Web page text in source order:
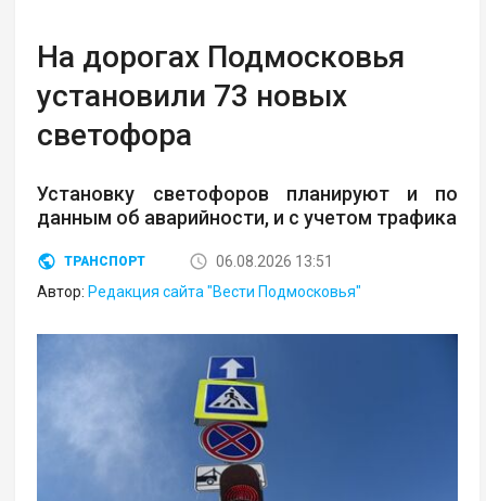
На дорогах Подмосковья
установили 73 новых
светофора
Установку светофоров планируют и по
данным об аварийности, и с учетом трафика
ТРАНСПОРТ
06.08.2026 13:51
Автор: Редакция сайта "Вести Подмосковья"